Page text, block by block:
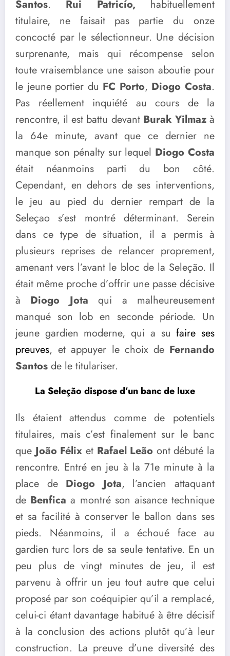
Santos. Rui Patricío, habituellement
titulaire, ne faisait pas partie du onze
concocté par le sélectionneur. Une décision
surprenante, mais qui récompense selon
toute vraisemblance une saison aboutie pour
le jeune portier du FC Porto, Diogo Costa.
Pas réellement inquiété au cours de la
rencontre, il est battu devant Burak Yilmazà
la 64e minute, avant que ce dernier ne
manque son pénalty sur lequel Diogo Costa
était néanmoins parti du bon côté.
Cependant, en dehors de ses interventions,
le jeu au pied du dernier rempart de la
Seleçao s’est montré déterminant. Serein
dans ce type de situation, il a permis à
plusieurs reprises de relancer proprement,
amenant vers l’avant le bloc de la Seleção. Il
était même proche d’offrir une passe décisive
à Diogo Jota qui a malheureusement
manqué son lob en seconde période. Un
jeune gardien moderne, qui a sufaire ses
preuves, et appuyer le choix de Fernando
Santos de le titulariser.
La Seleção dispose d’un banc de luxe
Ils étaient attendus comme de potentiels
titulaires, mais c’est finalement sur le banc
queJoão Félix et Rafael Leão ont débuté la
rencontre. Entré en jeu à la 71e minute à la
place de Diogo Jota, l’ancien attaquant
de Benfica a montré son aisance technique
et sa facilité à conserver le ballon dans ses
pieds. Néanmoins, il a échoué face au
gardien turc lors de sa seule tentative. En un
peu plus de vingt minutes de jeu, il est
parvenu à offrir un jeu tout autre que celui
proposé par son coéquipier qu’il a remplacé,
celui-ci étant davantage habitué à être décisif
à la conclusion des actions plutôt qu’à leur
construction. La preuve d’une diversité des